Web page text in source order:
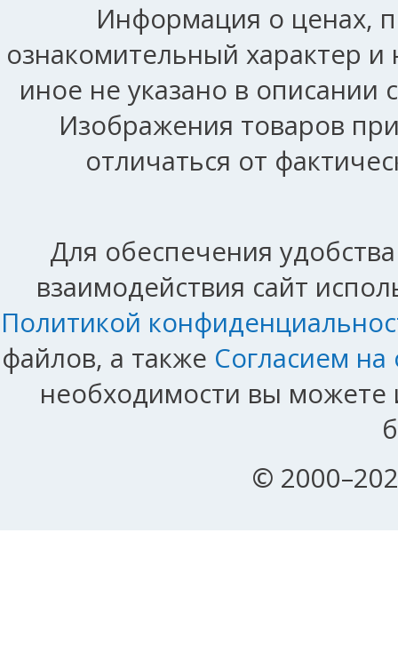
Информация о ценах,
ознакомительный характер
иное не указано в описании
Изображения товаров
отличаться от
Для обеспечения
взаимодействия сайт
Политикой
файлов, а также Согласием
необходимости вы можете
©